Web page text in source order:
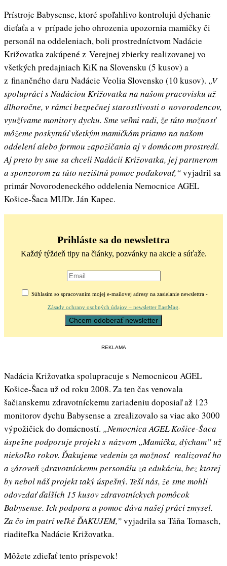
Prístroje Babysense, ktoré spoľahlivo kontrolujú dýchanie
dieťaťa a v prípade jeho ohrozenia upozornia mamičky či
personál na oddeleniach, boli prostredníctvom Nadácie
Križovatka zakúpené z Verejnej zbierky realizovanej vo
všetkých predajniach KiK na Slovensku (5 kusov) a
z finančného daru Nadácie Veolia Slovensko (10 kusov). „V
spolupráci s Nadáciou Križovatka na našom pracovisku už
dlhoročne, v rámci bezpečnej starostlivosti o novorodencov,
využívame monitory dychu. Sme veľmi radi, že túto možnosť
môžeme poskytnúť všetkým mamičkám priamo na našom
oddelení alebo formou zapožičania aj v domácom prostredí.
Aj preto by sme sa chceli Nadácii Križovatka, jej partnerom
a sponzorom za túto nezištnú pomoc poďakovať,“vyjadril sa
primár Novorodeneckého oddelenia Nemocnice AGEL
Košice-Šaca MUDr. Ján Kapec.
Prihláste sa do newslettra
Každý týždeň tipy na články, pozvánky na akcie a súťaže.
Súhlasím so spracovaním mojej e-mailovej adresy na zasielanie newslettra -
Zásady ochrany osobných údajov – newsletter EastMag
REKLAMA
Nadácia Križovatka spolupracuje s Nemocnicou AGEL
Košice-Šaca už od roku 2008. Za ten čas venovala
šačianskemu zdravotníckemu zariadeniu doposiaľ až 123
monitorov dychu Babysense a zrealizovalo sa viac ako 3000
výpožičiek do domácností. „Nemocnica AGEL Košice-Šaca
úspešne podporuje projekt s názvom „Mamička, dýcham” už
niekoľko rokov. Ďakujeme vedeniu za možnosť realizovať ho
a zároveň zdravotníckemu personálu za edukáciu, bez ktorej
by nebol náš projekt taký úspešný. Teší nás, že sme mohli
odovzdať ďalších 15 kusov zdravotníckych pomôcok
Babysense. Ich podpora a pomoc dáva našej práci zmysel.
Za čo im patrí veľké ĎAKUJEM,”vyjadrila sa Táňa Tomasch,
riaditeľka Nadácie Križovatka.
Môžete zdieľať tento príspevok!